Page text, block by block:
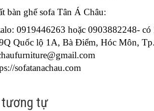
bàn ghế sofa Tân Á Châu:
0919446263 hoặc 0903882248-
Quốc lộ 1A, Bà Điểm, Hóc Môn,
sofatanachau.com
tương tự